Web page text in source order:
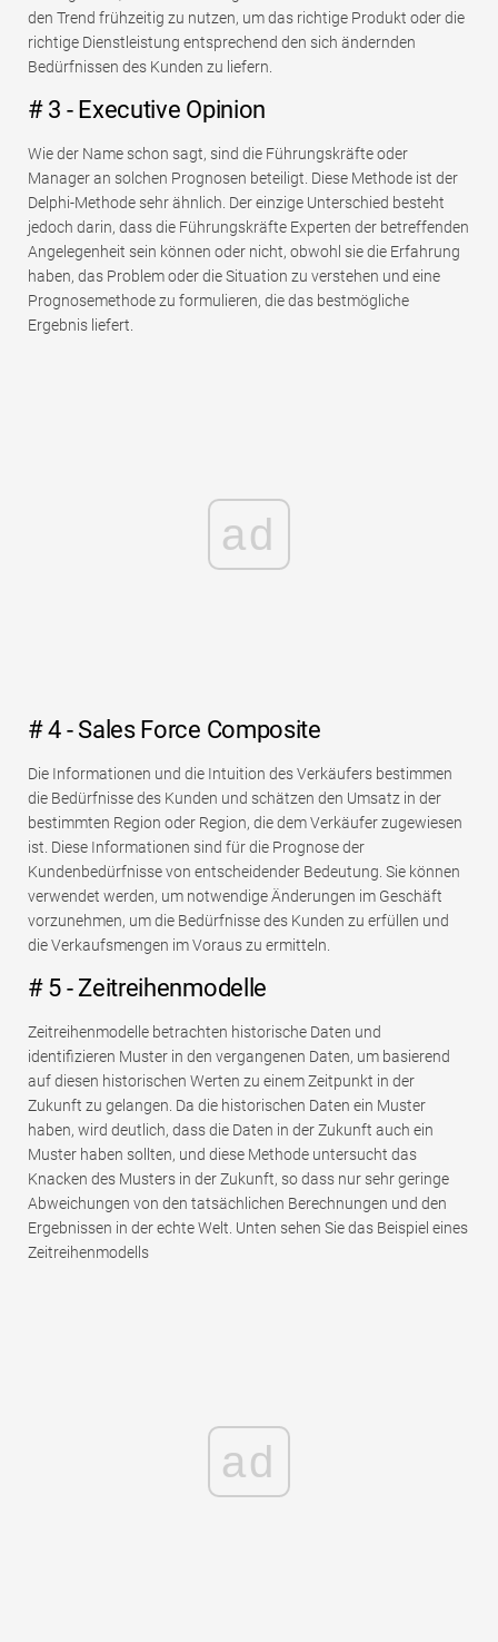
den Trend frühzeitig zu nutzen, um das richtige Produkt oder die
richtige Dienstleistung entsprechend den sich ändernden
Bedürfnissen des Kunden zu liefern.
# 3 - Executive Opinion
Wie der Name schon sagt, sind die Führungskräfte oder
Manager an solchen Prognosen beteiligt. Diese Methode ist der
Delphi-Methode sehr ähnlich. Der einzige Unterschied besteht
jedoch darin, dass die Führungskräfte Experten der betreffenden
Angelegenheit sein können oder nicht, obwohl sie die Erfahrung
haben, das Problem oder die Situation zu verstehen und eine
Prognosemethode zu formulieren, die das bestmögliche
Ergebnis liefert.
ad
# 4 - Sales Force Composite
Die Informationen und die Intuition des Verkäufers bestimmen
die Bedürfnisse des Kunden und schätzen den Umsatz in der
bestimmten Region oder Region, die dem Verkäufer zugewiesen
ist. Diese Informationen sind für die Prognose der
Kundenbedürfnisse von entscheidender Bedeutung. Sie können
verwendet werden, um notwendige Änderungen im Geschäft
vorzunehmen, um die Bedürfnisse des Kunden zu erfüllen und
die Verkaufsmengen im Voraus zu ermitteln.
# 5 - Zeitreihenmodelle
Zeitreihenmodelle betrachten historische Daten und
identifizieren Muster in den vergangenen Daten, um basierend
auf diesen historischen Werten zu einem Zeitpunkt in der
Zukunft zu gelangen. Da die historischen Daten ein Muster
haben, wird deutlich, dass die Daten in der Zukunft auch ein
Muster haben sollten, und diese Methode untersucht das
Knacken des Musters in der Zukunft, so dass nur sehr geringe
Abweichungen von den tatsächlichen Berechnungen und den
Ergebnissen in der echte Welt. Unten sehen Sie das Beispiel eines
Zeitreihenmodells
ad